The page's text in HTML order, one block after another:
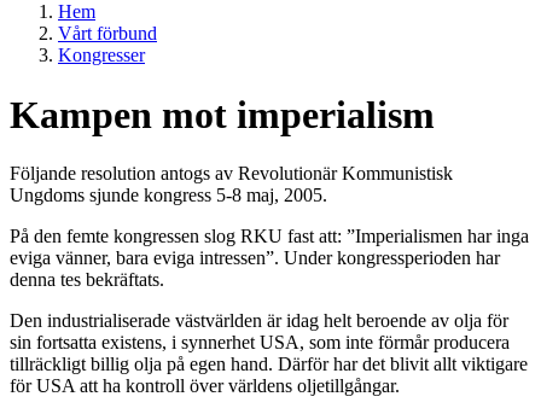
Hem
Vårt förbund
Kongresser
Kampen mot imperialism
Följande resolution antogs av Revolutionär Kommunistisk
Ungdoms sjunde kongress 5-8 maj, 2005.
På den femte kongressen slog RKU fast att: ”Imperialismen har inga
eviga vänner, bara eviga intressen”. Under kongressperioden har
denna tes bekräftats.
Den industrialiserade västvärlden är idag helt beroende av olja för
sin fortsatta existens, i synnerhet USA, som inte förmår producera
tillräckligt billig olja på egen hand. Därför har det blivit allt viktigare
för USA att ha kontroll över världens oljetillgångar.